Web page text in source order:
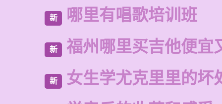
新 哪里有唱歌培训班
新 福州哪里买吉他便宜
新
女生学尤克里里的坏